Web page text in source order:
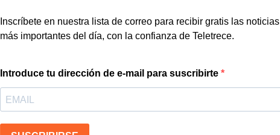
Inscríbete en nuestra lista de correo para recibir gratis las noticias
más importantes del día, con la confianza de Teletrece.
Introduce tu dirección de e-mail para suscribirte